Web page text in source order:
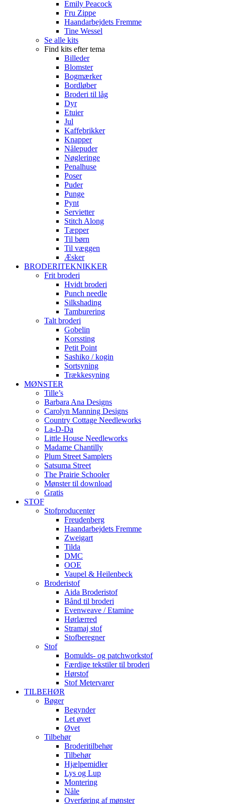
Emily Peacock
Fru Zippe
Haandarbejdets Fremme
Tine Wessel
Se alle kits
Find kits efter tema
Billeder
Blomster
Bogmærker
Bordløber
Broderi til låg
Dyr
Etuier
Jul
Kaffebrikker
Knapper
Nålepuder
Nøgleringe
Penalhuse
Poser
Puder
Punge
Pynt
Servietter
Stitch Along
Tæpper
Til børn
Til væggen
Æsker
BRODERITEKNIKKER
Frit broderi
Hvidt broderi
Punch needle
Silkshading
Tamburering
Talt broderi
Gobelin
Korssting
Petit Point
Sashiko / kogin
Sortsyning
Trækkesyning
MØNSTER
Tille’s
Barbara Ana Designs
Carolyn Manning Designs
Country Cottage Needleworks
La-D-Da
Little House Needleworks
Madame Chantilly
Plum Street Samplers
Satsuma Street
The Prairie Schooler
Mønster til download
Gratis
STOF
Stofproducenter
Freudenberg
Haandarbejdets Fremme
Zweigart
Tilda
DMC
OOE
Vaupel & Heilenbeck
Broderistof
Aida Broderistof
Bånd til broderi
Evenweave / Etamine
Hørlærred
Stramaj stof
Stofberegner
Stof
Bomulds- og patchworkstof
Færdige tekstiler til broderi
Hørstof
Stof Metervarer
TILBEHØR
Bøger
Begynder
Let øvet
Øvet
Tilbehør
Broderitilbehør
Tilbehør
Hjælpemidler
Lys og Lup
Montering
Nåle
Overføring af mønster